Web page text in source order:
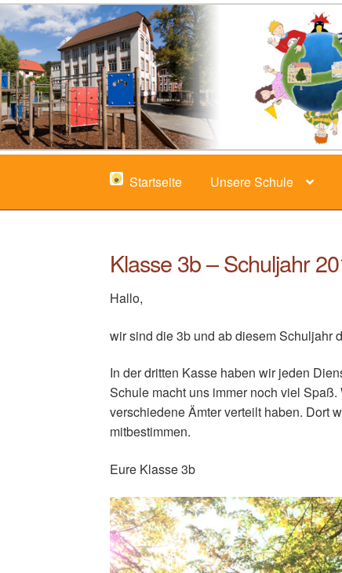
Zur
Navigation
springen
Zum
Inhalt
springen
Startseite Unsere Schule
Klasse 3b – Schuljahr
Hallo,
wir sind die 3b und ab diesem Schuljahr
In der dritten Kasse haben wir jeden
Schule macht uns immer noch viel
verschiedene Ämter verteilt haben. Dort
mitbestimmen.
Eure Klasse 3b